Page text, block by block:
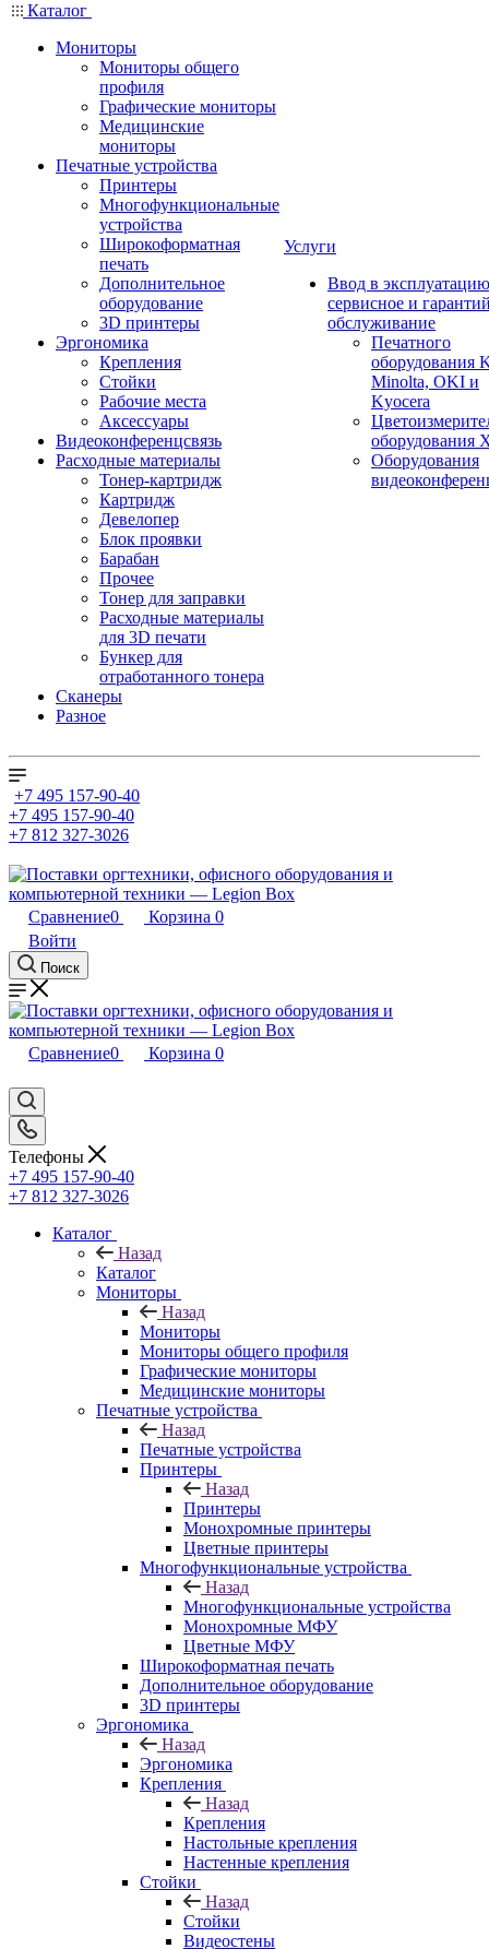
Каталог
Мониторы
Мониторы общего
профиля
Графические мониторы
Медицинские
мониторы
Печатные устройства
Принтеры
Многофункциональные
устройства
Широкоформатная
печать
Дополнительное
оборудование
3D принтеры
Эргономика
Крепления
Стойки
Рабочие места
Аксессуары
Видеоконференцсвязь
Расходные материалы
Тонер-картридж
Картридж
Девелопер
Блок проявки
Барабан
Прочее
Тонер для заправки
Расходные материалы
для 3D печати
Бункер для
отработанного тонера
Сканеры
Разное
Услуги
Ввод в
сервисное и
обслуживание
Печатного
оборудования
Minolta, OKI и
Kyocera
оборудования
Оборудования
+7 495 157-90-40
+7 495 157-90-40
+7 812 327-3026
Сравнение0 Корзина 0
Войти
Поиск
Сравнение0 Корзина 0
Телефоны
+7 495 157-90-40
+7 812 327-3026
Каталог
Назад
Каталог
Мониторы
Назад
Мониторы
Мониторы общего профиля
Графические мониторы
Медицинские мониторы
Печатные устройства
Назад
Печатные устройства
Принтеры
Назад
Принтеры
Моноxромныe принтеры
Цвeтныe принтеры
Многофункциональные устройства
Назад
Многофункциональные устройства
Монохромные МФУ
Цветные МФУ
Широкоформатная печать
Дополнительное оборудование
3D принтеры
Эргономика
Назад
Эргономика
Крепления
Назад
Крепления
Настольные крепления
Настенные крепления
Стойки
Назад
Стойки
Видеостены